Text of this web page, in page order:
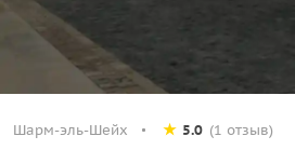
Шарм-эль-Шейх 5.0 (1 отзыв)